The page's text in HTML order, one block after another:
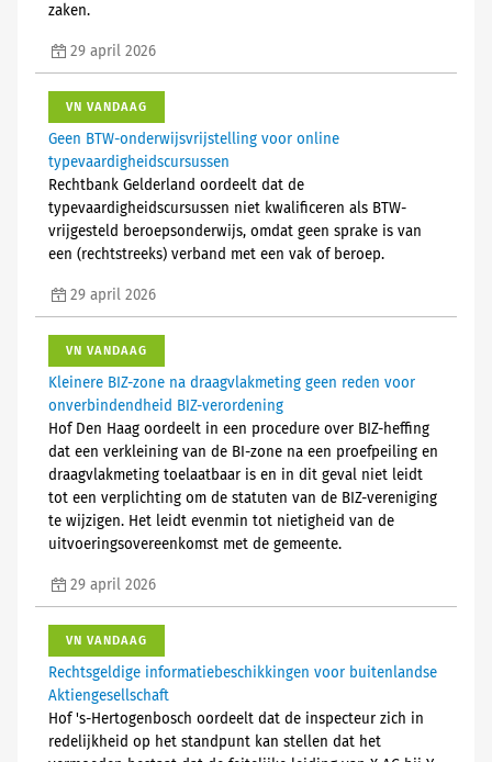
zaken.
29 april 2026
VN VANDAAG
Geen BTW-onderwijsvrijstelling voor online
typevaardigheidscursussen
Rechtbank Gelderland oordeelt dat de
typevaardigheidscursussen niet kwalificeren als BTW-
vrijgesteld beroepsonderwijs, omdat geen sprake is van
een (rechtstreeks) verband met een vak of beroep.
29 april 2026
VN VANDAAG
Kleinere BIZ-zone na draagvlakmeting geen reden voor
onverbindendheid BIZ-verordening
Hof Den Haag oordeelt in een procedure over BIZ-heffing
dat een verkleining van de BI-zone na een proefpeiling en
draagvlakmeting toelaatbaar is en in dit geval niet leidt
tot een verplichting om de statuten van de BIZ-vereniging
te wijzigen. Het leidt evenmin tot nietigheid van de
uitvoeringsovereenkomst met de gemeente.
29 april 2026
VN VANDAAG
Rechtsgeldige informatiebeschikkingen voor buitenlandse
Aktiengesellschaft
Hof 's-Hertogenbosch oordeelt dat de inspecteur zich in
redelijkheid op het standpunt kan stellen dat het